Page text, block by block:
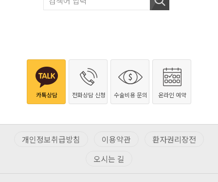
카톡상담 전화상담 신청 수술비용 문의 온라인 예약
개인정보취급방침 이용약관
환자권리장전
오시는 길